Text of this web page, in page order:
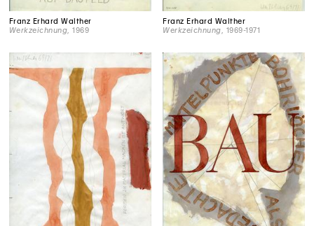
Franz Erhard Walther
Werkzeichnung, 1969
Franz Erhard Walther
Werkzeichnung, 1969-1971